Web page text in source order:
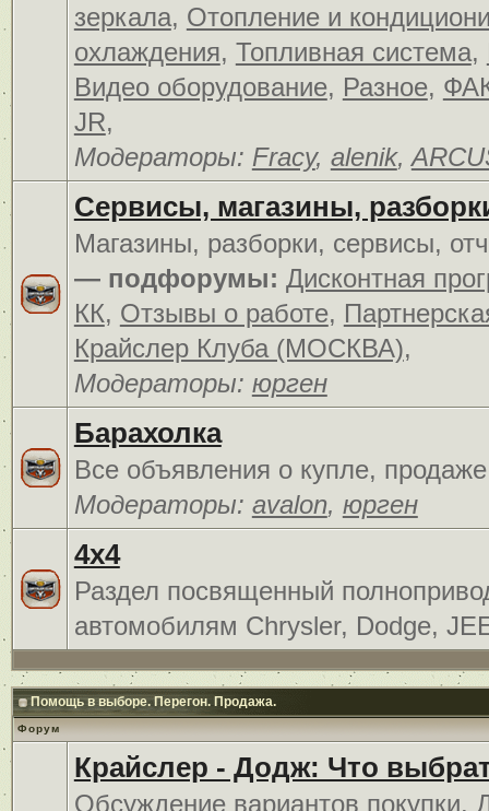
зеркала, Отопление и
охлаждения, Топливная система,
Видео оборудование, Разное,
JR,
Модераторы: Fracy, alenik,
Сервисы, магазины,
Магазины, разборки, сервисы,
— подфорумы: Дисконтная
КК, Отзывы о работе,
Крайслер Клуба (МОСКВА),
Модераторы: юрген
Барахолка
Все объявления о купле,
Модераторы: avalon, юрген
4x4
Раздел посвященный
автомобилям Chrysler, Dodge,
Помощь в выборе. Перегон. Продажа.
Форум
Крайслер - Додж: Что
Обсуждение вариантов покупки.